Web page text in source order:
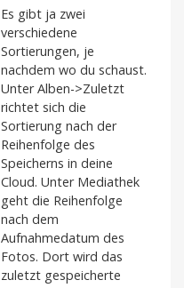
Es gibt ja zwei
verschiedene
Sortierungen, je
nachdem wo du schaust.
Unter Alben->Zuletzt
richtet sich die
Sortierung nach der
Reihenfolge des
Speicherns in deine
Cloud. Unter Mediathek
geht die Reihenfolge
nach dem
Aufnahmedatum des
Fotos. Dort wird das
zuletzt gespeicherte